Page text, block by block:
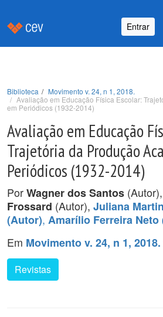
Entrar
Biblioteca
Movimento v. 24, n 1, 2018.
Avaliação em Educação Física Escolar:
em Periódicos (1932-2014)
Avaliação em Educação
Trajetória da Produção
Periódicos (1932-2014)
PorWagner dos Santos (Autor),
Frossard (Autor), Juliana
(Autor), Amarílio Ferreira Neto
Em Movimento v. 24, n 1, 2018.
Revistas